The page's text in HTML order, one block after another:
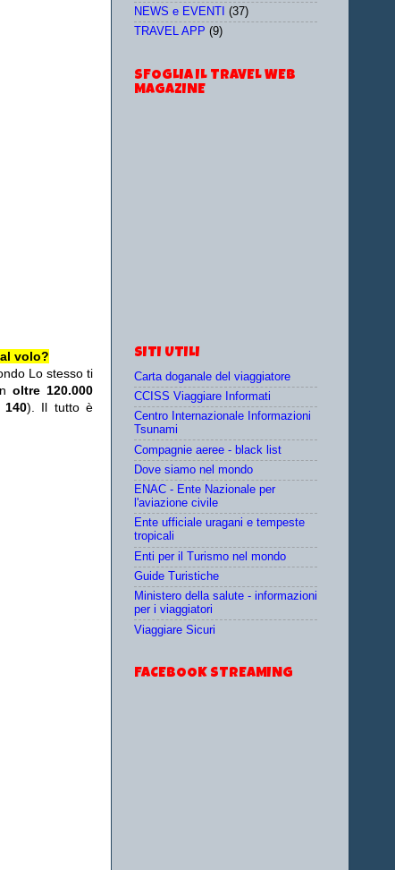
volo?
Lo stesso ti
oltre 120.000
). Il tutto è
NEWS e EVENTI
(37)
TRAVEL APP (9)
SFOGLIA IL TRAVEL WEB
MAGAZINE
SITI UTILI
Carta doganale del viaggiatore
CCISS Viaggiare Informati
Centro Internazionale Informazioni
Tsunami
Compagnie aeree - black list
Dove siamo nel mondo
ENAC - Ente Nazionale per
l'aviazione civile
Ente ufficiale uragani e tempeste
tropicali
Enti per il Turismo nel mondo
Guide Turistiche
Ministero della salute - informazioni
per i viaggiatori
Viaggiare Sicuri
FACEBOOK STREAMING